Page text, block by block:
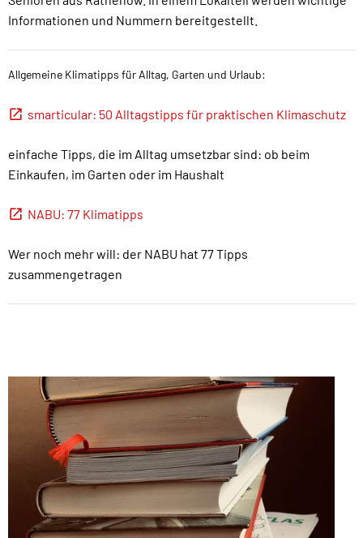
Informationen und Nummern bereitgestellt.
Allgemeine Klimatipps für Alltag, Garten und Urlaub:
smarticular: 50 Alltagstipps für praktischen Klimaschutz
einfache Tipps, die im Alltag umsetzbar sind: ob beim
Einkaufen, im Garten oder im Haushalt
NABU: 77 Klimatipps
Wer noch mehr will: der NABU hat 77 Tipps
zusammengetragen